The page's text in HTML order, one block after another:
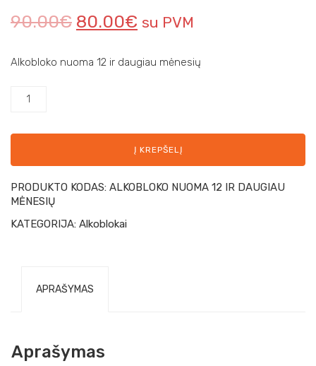
90.00€ 80.00€ su PVM
Alkobloko nuoma 12 ir daugiau mėnesių
Į KREPŠELĮ
PRODUKTO KODAS: ALKOBLOKO NUOMA 12 IR DAUGIAU
MĖNESIŲ
KATEGORIJA: Alkoblokai
APRAŠYMAS
Aprašymas